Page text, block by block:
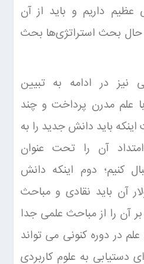
داریم و باید از آن
حال بحث استراتژی‌ها بحث
نیز در ادامه به تبیین
علم مدرن پرداخت و چند
باید دانش جدید را به
آن را تحت عنوان
کنیم؛ دوم اینکه دانش
آن باید نقادی و مباحث
آن را از مباحث علمی جدا
علم در دوره کنونی می تواند
دستیابی به علوم کاربردی